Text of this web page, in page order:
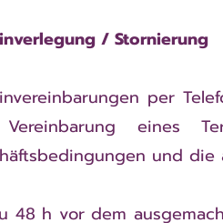
/ Stornierung
per
eines
und
48 h vor dem